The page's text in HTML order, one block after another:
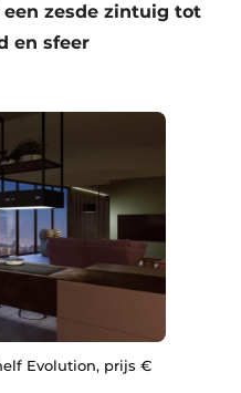
zesde zintuig tot
en sfeer
Evolution, prijs €